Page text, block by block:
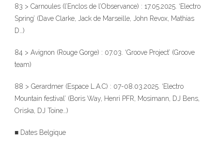
83 > Carnoules (l’Enclos de l’Observance) : 17.05.2025. ‘Electro
Spring’ (Dave Clarke, Jack de Marseille, John Revox, Mathias
D…)
84 > Avignon (Rouge Gorge) : 07.03. ‘Groove Project’ (Groove
team)
88 > Gerardmer (Espace L.A.C) : 07-08.03.2025. ‘Electro
Mountain festival’ (Boris Way, Henri PFR, Mosimann, DJ Bens,
Oriska, DJ Toine…)
■ Dates Belgique